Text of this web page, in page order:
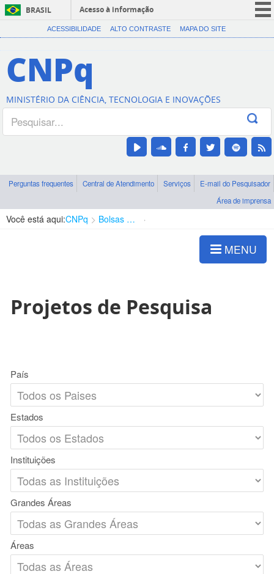
BRASIL
Acesso à informação
CORONAVÍRUS (COVID-19)
Canais
ACESSIBILIDADE ALTO CONTRASTE MAPA DO SITE
CNPq
MINISTÉRIO DA CIÊNCIA, TECNOLOGIA E INOVAÇÕES
Perguntas frequentes Central de Atendimento Serviços
E-mail do Pesquisador
Área de imprensa
Você está aqui:CNPq Bolsas e Auxílios Vigentes
MENU
Projetos de Pesquisa
País
Estados
Instituições
Grandes Áreas
Áreas